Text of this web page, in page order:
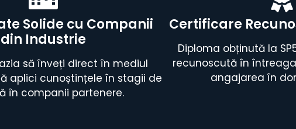
Solide cu Companii
din Industrie
să înveți direct în mediul
aplici cunoștințele în stagii de
în companii partenere.
Certificare
Diploma obținută la
recunoscută în
angajarea în